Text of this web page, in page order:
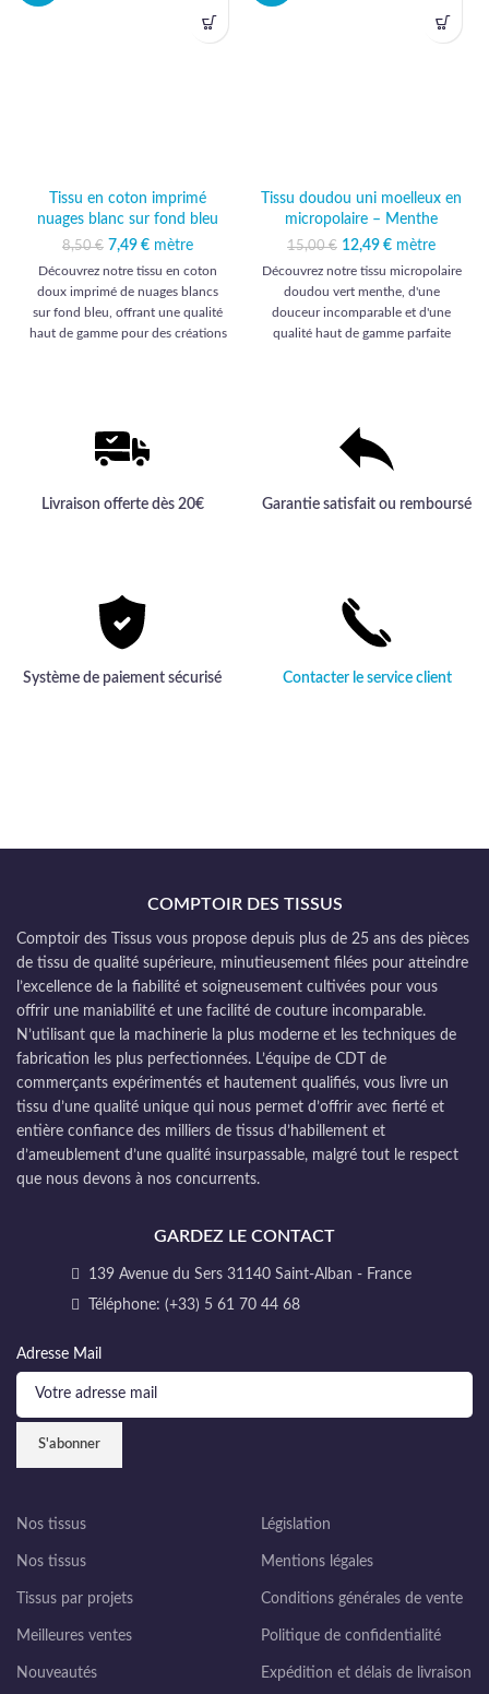
Tissu en coton imprimé
nuages blanc sur fond bleu
8,50€ Le prix initial était :
7,49 € Le prix actuel
est : 7,49 €.
mètre
Découvrez notre tissu en coton
doux imprimé de nuages blancs
sur fond bleu, offrant une qualité
haut de gamme pour des créations
Tissu doudou uni moelleux en
micropolaire – Menthe
15,00€ Le prix initial était :
15,00 €.
12,49 €
Le prix
actuel est :
12,49 €.
mètre
Découvrez notre tissu micropolaire
doudou vert menthe, d'une
douceur incomparable et d'une
qualité haut de gamme parfaite
Livraison offerte dès 20€ Garantie satisfait ou remboursé
Système de paiement sécurisé Contacter le service client
COMPTOIR DES TISSUS
Comptoir des Tissus vous propose depuis plus de 25 ans des pièces
de tissu de qualité supérieure, minutieusement filées pour atteindre
l’excellence de la fiabilité et soigneusement cultivées pour vous
offrir une maniabilité et une facilité de couture incomparable.
N’utilisant que la machinerie la plus moderne et les techniques de
fabrication les plus perfectionnées. L’équipe de CDT de
commerçants expérimentés et hautement qualifiés, vous livre un
tissu d’une qualité unique qui nous permet d’offrir avec fierté et
entière confiance des milliers de tissus d’habillement et
d’ameublement d’une qualité insurpassable, malgré tout le respect
que nous devons à nos concurrents.
GARDEZ LE CONTACT
139 Avenue du Sers 31140 Saint-Alban - France
Téléphone: (+33) 5 61 70 44 68
Adresse Mail
Nos tissus
Nos tissus
Tissus par projets
Meilleures ventes
Nouveautés
Législation
Mentions légales
Conditions générales de vente
Politique de confidentialité
Expédition et délais de livraison